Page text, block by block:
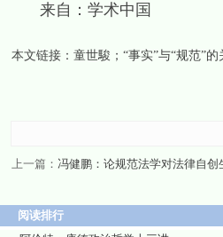
来自：学术中国
本文链接： 童世駿；“事实”与“规范”
上一篇： 冯健鹏：论规范法学对法律自
阅读排行